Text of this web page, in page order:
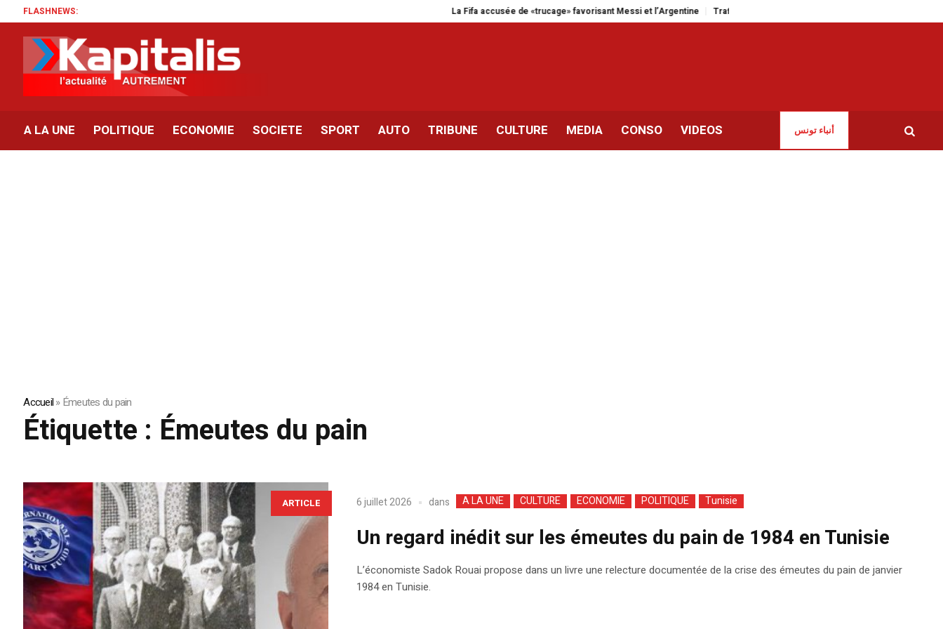
FLASHNEWS: La Fifa accusée de «trucage» favorisant Messi et l’Argentine Trafic de drogue | 18 ans de prison pour une passeuse
A LA UNE POLITIQUE ECONOMIE SOCIETE SPORT AUTO TRIBUNE CULTURE MEDIA CONSO VIDEOS أنباء تونس
Accueil»Émeutes du pain
Étiquette : Émeutes du pain
ARTICLE 6 juillet 2026 dans A LA UNE CULTURE ECONOMIE POLITIQUE Tunisie
Un regard inédit sur les émeutes du pain de 1984 en Tunisie
L’économiste Sadok Rouai propose dans un livre une relecture documentée de la crise des émeutes du pain de janvier
1984 en Tunisie.